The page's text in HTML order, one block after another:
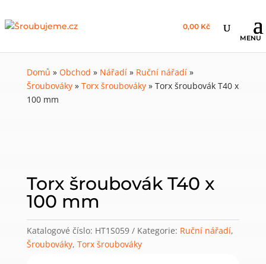
0,00 Kč
Domů » Obchod » Nářadí» Ruční nářadí»
Šroubováky» Torx šroubováky» Torx šroubovák T40 x
100 mm
Torx šroubovák T40 x
100 mm
Katalogové číslo: HT1S059 Kategorie: Ruční nářadí,
Šroubováky, Torx šroubováky